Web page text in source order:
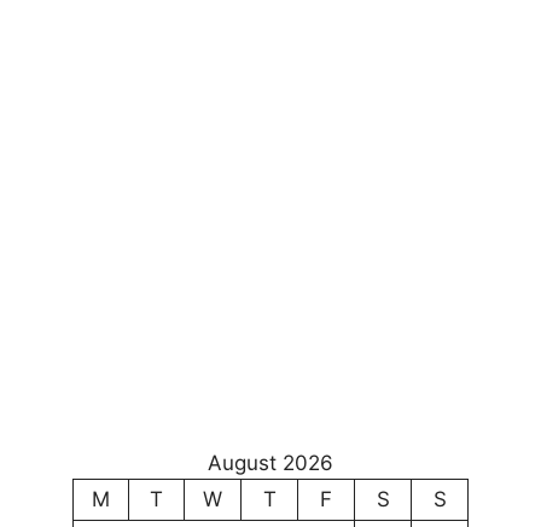
August 2026
M
T W T F S
S